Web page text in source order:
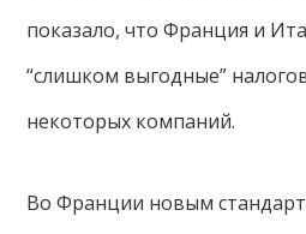
показало, что Франция и
“слишком выгодные”
некоторых компаний.
Во Франции новым